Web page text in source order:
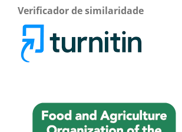
Verificador de similaridade